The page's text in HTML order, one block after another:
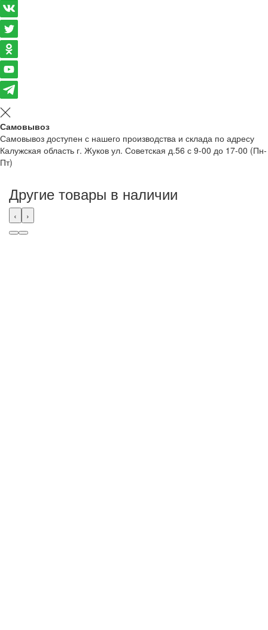
Самовывоз
Самовывоз доступен с нашего производства и склада по адресу
Калужская область г. Жуков ул. Советская д.56 с 9-00 до 17-00 (Пн-
Пт)
Другие товары в наличии
‹ ›